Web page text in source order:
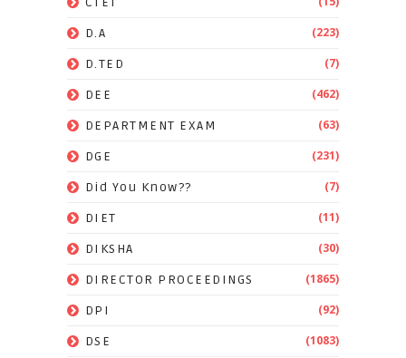
D.A (223)
D.TED (7)
DEE (462)
DEPARTMENT EXAM (63)
DGE (231)
Did You Know?? (7)
DIET (11)
DIKSHA (30)
DIRECTOR PROCEEDINGS (1865)
DPI (92)
DSE (1083)